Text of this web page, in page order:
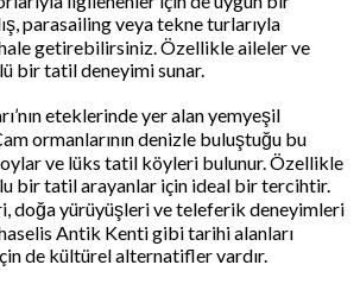
parasailing veya tekne turlarıyla
getirebilirsiniz. Özellikle aileler ve
bir tatil deneyimi sunar.
eteklerinde yer alan yemyeşil
ormanlarının denizle buluştuğu bu
ve lüks tatil köyleri bulunur. Özellikle
bir tatil arayanlar için ideal bir tercihtir.
doğa yürüyüşleri ve teleferik deneyimleri
Antik Kenti gibi tarihi alanları
de kültürel alternatifler vardır.